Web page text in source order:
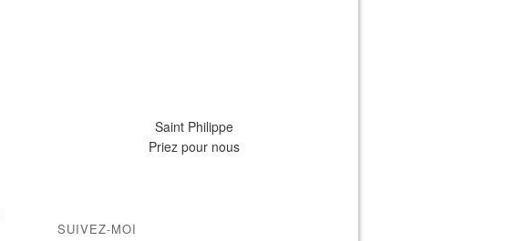
Saint Philippe
Priez pour nous
SUIVEZ-MOI